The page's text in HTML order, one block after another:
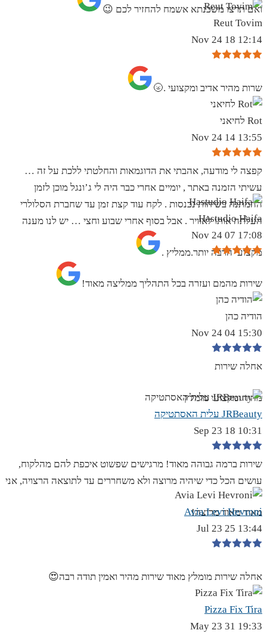
ואם תרצו משכנתא אשמח להחזיר לכם 😉
Reut Tovim
12:14 18 Nov 24
שרות מהיר אדיב ומקצועי .🌝
Rot לחיאני
13:55 14 Nov 24
קפצה לי מודעה, אהבתי את הדוגמאות והחלטתי ללכת על זה …
עשיתי הזמנה באתר , יומיים אחרי כבר היה לי ג’ונגל מוכן לזמן
ההמתנה בשיחות נכנסות . לקח עוד קצת זמן עד שחברת הסלולרי
העלתה אותו לאוויר . אבל בסוף אחרי שבוע וחצי … יש לנו מענה
מקצועי הרבה יותר.ממליץ .
Hastudio Haifa
17:08 07 Nov 24
שירות מהמם ועזרה בכל התהליך ממליצה מאוד!
הודיה כהן
15:30 04 Nov 24
אחלה שירות
מהיר ומקצועי מומלץ
JRBeauty עלית האסתטיקה
10:31 18 Sep 23
שירות ברמה גבוהה מאוד! מרגישים שפשוט איכפת להם מהלקוח,
עושים הכל כדי שיהיה מרוצה ולא משחררים עד לתוצאה הרצויה, אני
מאוד מאוד מרוצה!
Avia Levi Hevroni
13:44 25 Jul 23
אחלה שירות מומלץ מאוד שירות מהיר ואמין תודה רבה😍
Pizza Fix Tira
19:33 31 May 23